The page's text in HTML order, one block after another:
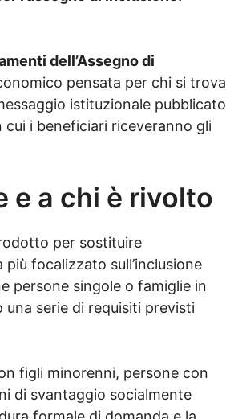
dell’Assegno di
pensata per chi si trova
istituzionale pubblicato
cui i beneficiari riceveranno gli
e a chi è rivolto
per sostituire
focalizzato sull’inclusione
persone singole o famiglie in
serie di requisiti previsti
figli minorenni, persone con
di svantaggio socialmente